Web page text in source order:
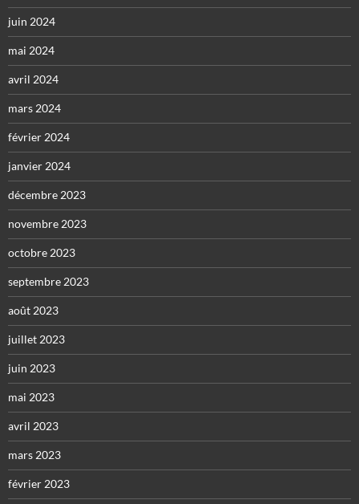
juin 2024
mai 2024
avril 2024
mars 2024
février 2024
janvier 2024
décembre 2023
novembre 2023
octobre 2023
septembre 2023
août 2023
juillet 2023
juin 2023
mai 2023
avril 2023
mars 2023
février 2023